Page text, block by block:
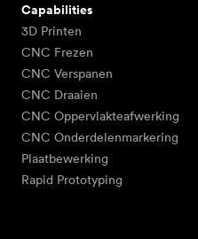
Capabilities
3D Printen
CNC Frezen
CNC Verspanen
CNC Draaien
CNC Oppervlakteafwerking
CNC Onderdelenmarkering
Plaatbewerking
Rapid Prototyping